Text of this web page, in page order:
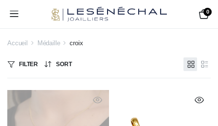
0
Accueil Médaille croix
FILTER SORT